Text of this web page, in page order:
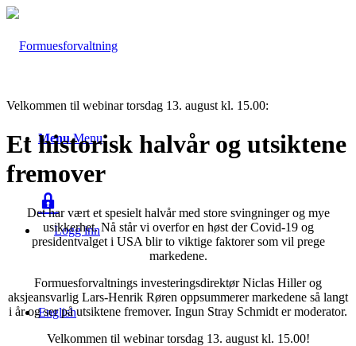
Menu Menu
Logg inn
English
Velkommen til webinar torsdag 13. august kl. 15.00:
Et historisk halvår og utsiktene
fremover
Det har vært et spesielt halvår med store svingninger og mye
usikkerhet. Nå står vi overfor en høst der Covid-19 og
presidentvalget i USA blir to viktige faktorer som vil prege
markedene.
Formuesforvaltnings investeringsdirektør Niclas Hiller og
aksjeansvarlig Lars-Henrik Røren oppsummerer markedene så langt
i år og ser på utsiktene fremover. Ingun Stray Schmidt er moderator.
Velkommen til webinar torsdag 13. august kl. 15.00!